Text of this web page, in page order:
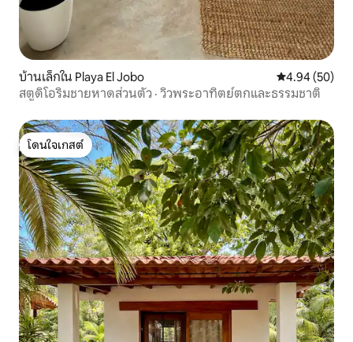
บ้านเล็กใน Playa El Jobo คะแนนเฉลี่ย
4.94 (50)
สตูดิโอริมชายหาดส่วนตัว · วิวพระอาทิตย์ตกและธรรมชาติ
โดนใจเกสต์
โดนใจเกสต์